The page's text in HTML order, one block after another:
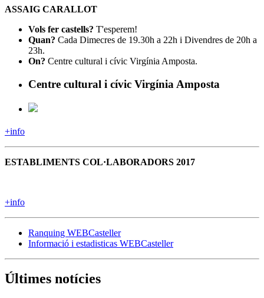
ASSAIG CARALLOT
Vols fer castells? T'esperem!
Quan? Cada Dimecres de 19.30h a 22h i Divendres de 20h a
23h.
On? Centre cultural i cívic Virgínia Amposta.
Centre cultural i cívic Virgínia Amposta
+info
ESTABLIMENTS COL·LABORADORS 2017
+info
Ranquing WEBCasteller
Informació i estadisticas WEBCasteller
Últimes notícies